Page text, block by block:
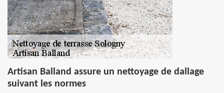
Artisan Balland assure un nettoyage de dallage
suivant les normes